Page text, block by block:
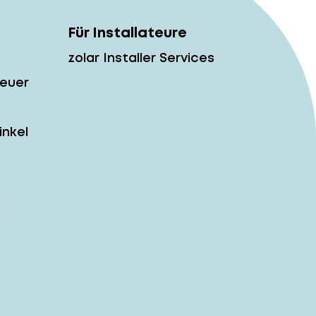
Für Installateure
zolar Installer Services